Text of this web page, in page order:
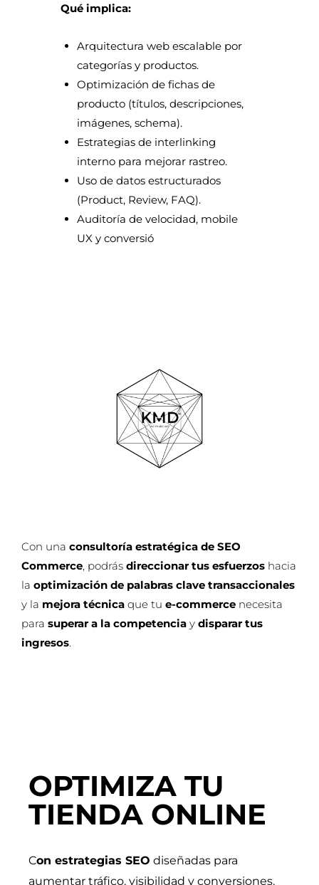
Qué implica:
Arquitectura web escalable por
categorías y productos.
Optimización de fichas de
producto (títulos, descripciones,
imágenes, schema).
Estrategias de interlinking
interno para mejorar rastreo.
Uso de datos estructurados
(Product, Review, FAQ).
Auditoría de velocidad, mobile
UX y conversió
Con una consultoría estratégica de SEO
Commerce, podrás direccionar tus esfuerzos hacia
la optimización de palabras clave transaccionales
y la mejora técnica que tu e-commerce necesita
para superar a la competencia y disparar tus
ingresos.
OPTIMIZA TU
TIENDA ONLINE
Con estrategias SEO diseñadas para
aumentar tráfico, visibilidad y conversiones.